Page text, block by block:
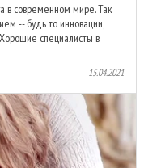
в современном мире. Так
-- будь то инновации,
специалисты в
15.04.2021